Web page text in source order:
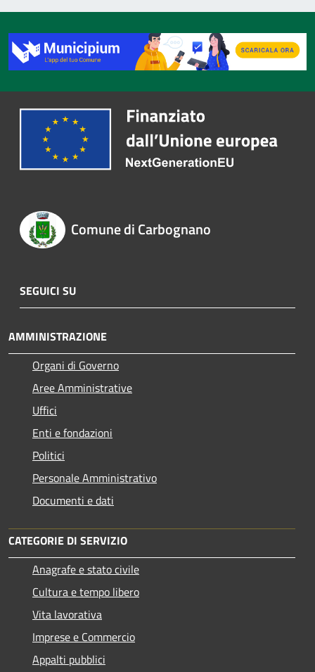
Comune di Carbognano
SEGUICI SU
AMMINISTRAZIONE
Organi di Governo
Aree Amministrative
Uffici
Enti e fondazioni
Politici
Personale Amministrativo
Documenti e dati
CATEGORIE DI SERVIZIO
Anagrafe e stato civile
Cultura e tempo libero
Vita lavorativa
Imprese e Commercio
Appalti pubblici